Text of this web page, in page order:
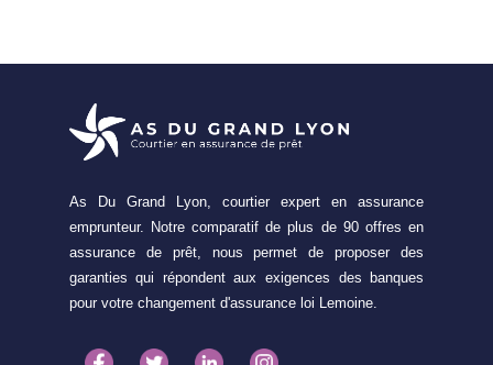
As Du Grand Lyon, courtier expert en assurance
emprunteur. Notre comparatif de plus de 90 offres en
assurance de prêt, nous permet de proposer des
garanties qui répondent aux exigences des banques
pour votre changement d'assurance loi Lemoine.